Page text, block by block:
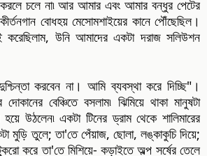
করলে চলে না৷ আর আমার এবং আমার বন্ধুর পেটের
বোধহয় মেসোমশাইয়ের কানে পৌঁছেছিল।
উনি আমাদের একটা দরাজ সলিউশন
করবেন না। আমি ব্যবস্থা করে দিচ্ছি"।
বেঞ্চিতে বসলাম৷ ঝিমিয়ে থাকা মানুষটা
উঠলেন৷ একটা টিনের ড্রাম থেকে শালিমারের
মুড়ি তুলে; তা'তে পেঁয়াজ, ছোলা, লঙ্কাকুচি দিয়ে;
করে তা'তে মিশিয়ে- কড়াইতে অল্প সর্ষের তেলে